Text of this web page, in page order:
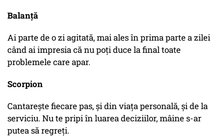
Balanţă
Ai parte de o zi agitată, mai ales în prima parte a zilei
când ai impresia că nu poţi duce la final toate
problemele care apar.
Scorpion
Cantareşte fiecare pas, şi din viaţa personală, şi de la
serviciu. Nu te pripi în luarea deciziilor, mâine s-ar
putea să regreţi.